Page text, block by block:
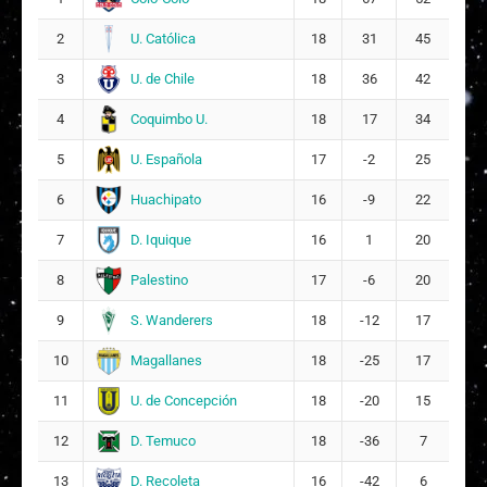
Isidora Antonia López Farías
15
16
G Giuliana Alejandra Ulloa Severino
11
2 U. Católica 18 31 45
3 U. de Chile 18 36 42
4 Coquimbo U. 18 17 34
5 U. Española 17 -2 25
6 Huachipato 16 -9 22
7 D. Iquique 16 1 20
8 Palestino 17 -6 20
9 S. Wanderers 18 -12 17
10 Magallanes 18 -25 17
11 U. de Concepción 18 -20 15
12 D. Temuco 18 -36 7
13 D. Recoleta 16 -42 6